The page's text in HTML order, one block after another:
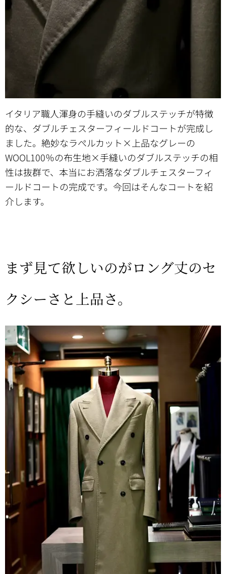
イタリア職人渾身の手縫いのダブルステッチが特徴
的な、ダブルチェスターフィールドコートが完成し
ました。絶妙なラぺルカット×上品なグレーの
WOOL100％の布生地×手縫いのダブルステッチの相
性は抜群で、本当にお洒落なダブルチェスターフィ
ールドコートの完成です。今回はそんなコートを紹
介します。
まず見て欲しいのがロング丈のセ
クシーさと上品さ。